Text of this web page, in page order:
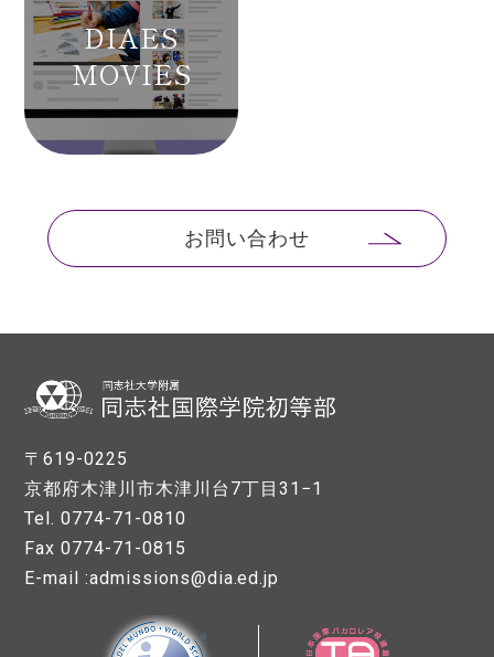
DIAES
MOVIES
お問い合わせ
〒619-0225
京都府木津川市木津川台7丁目31−1
Tel. 0774-71-0810
Fax 0774-71-0815
E-mail :admissions@dia.ed.jp